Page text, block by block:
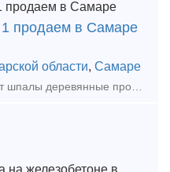
продаем в Самаре
области, Самаре